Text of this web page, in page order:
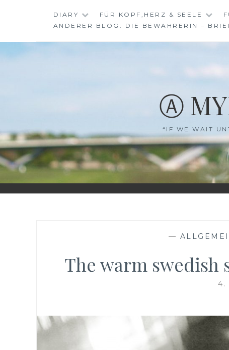
DIARY FÜR KOPF,HERZ & SEELE
ANDERER BLOG: DIE BEWAHRERIN –
Ⓐ
“IF WE WAIT
—
The warm swedish
4.